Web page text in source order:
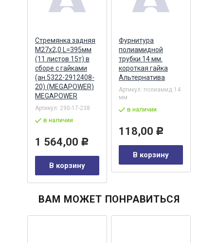
Стремянка задняя
М27х2,0 L=395мм
(11 листов 15т) в
сборе с гайками
(ан.5322-2912408-
20) (MEGAPOWER)
MEGAPOWER
Артикул: 290-17-238
в наличии
1 564,00 Р
В корзину
Фурнитура
полиамидной
трубки 14 мм.
короткая гайка
Альтернатива
Артикул: полиамид 14
мм.
в наличии
118,00 Р
В корзину
ВАМ МОЖЕТ ПОНРАВИТЬСЯ